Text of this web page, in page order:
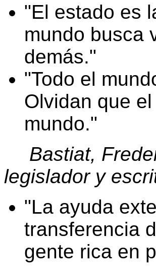
El estado es
mundo busca
demás.
Todo el
Olvidan que
mundo.
Bastiat,
legislador y
La ayuda
transferencia
gente rica en